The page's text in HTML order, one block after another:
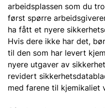
arbeidsplassen som du
først spørre
ha fått et nyere
Hvis dere ikke har det,
til den som har levert
nyere utgaver av
revidert
med farene til kjemikaliet